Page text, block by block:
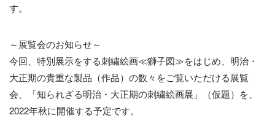
す。
～展覧会のお知らせ～
今回、特別展示をする刺繍絵画≪獅子図≫をはじめ、明治・
大正期の貴重な製品（作品）の数々をご覧いただける展覧
会、「知られざる明治・大正期の刺繍絵画展」（仮題）を、
2022年秋に開催する予定です。